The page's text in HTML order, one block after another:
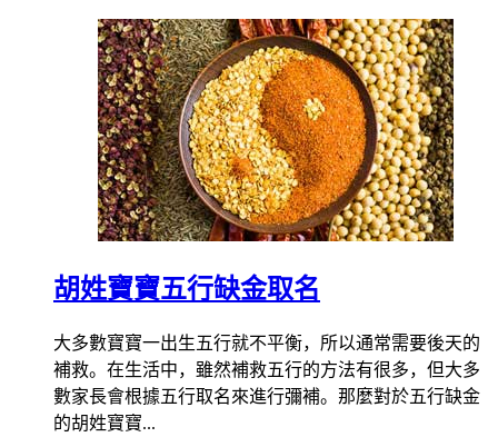
胡姓寶寶五行缺金取名
大多數寶寶一出生五行就不平衡，所以通常需要後天的
補救。在生活中，雖然補救五行的方法有很多，但大多
數家長會根據五行取名來進行彌補。那麼對於五行缺金
的胡姓寶寶...